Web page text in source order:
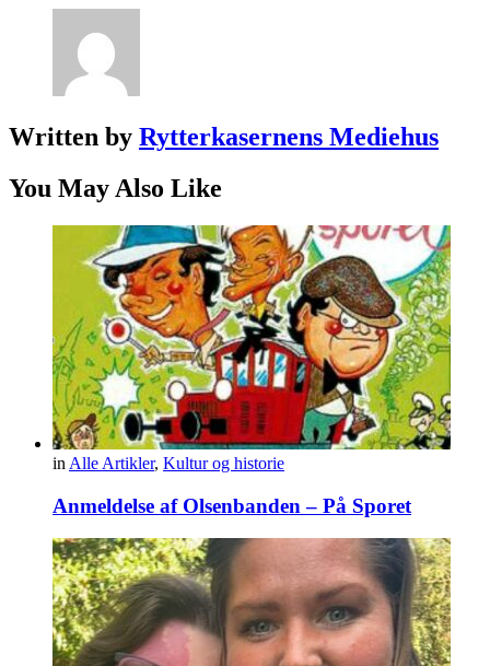
Written by Rytterkasernens Mediehus
You May Also Like
in Alle Artikler, Kultur og historie
Anmeldelse af Olsenbanden – På Sporet